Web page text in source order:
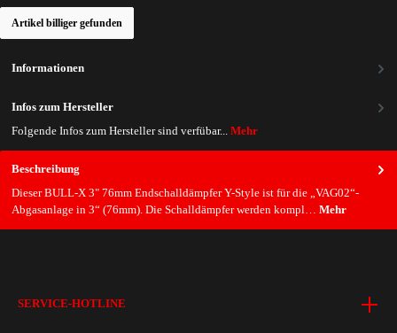
Artikel billiger gefunden
Beschreibung
Dieser BULL-X 3" 76mm Endschalldämpfer Y-Style ist für die „VAG02“-
Abgasanlage in 3“ (76mm). Die Schalldämpfer werden kompl… Mehr
Informationen
Infos zum Hersteller
Folgende Infos zum Hersteller sind verfübar... Mehr
SERVICE-HOTLINE